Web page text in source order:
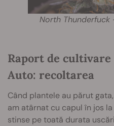
North Thunderfuck
Raport de
Auto: recoltarea
Când plantele au părut
am atârnat cu capul în jos
stinse pe toată durata